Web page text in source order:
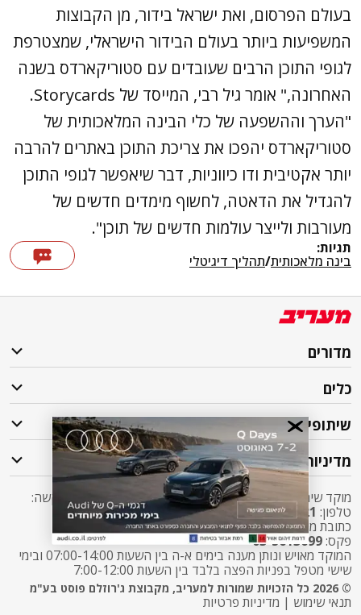
בעולם הפרסום, ואת ישראל בידור, מן הקבוצות
המשפיעות ביותר בעולם הבידור הישראלי, שמצטרפת
לגופי התוכן הרבים שעובדים עם סטוריקארדס בשנה
האחרונה," אומר גיל רבי, המייסד של Storycards.
"הערך וההשפעה של כלי הבינה המלאכותית של
סטוריקארדס יהפכו את צריכת התוכן באתרים להרבה
יותר אקטיבית ודו כיווניות, דבר שיאפשר לגופי התוכן
להגדיל את הדאטה, לחשוף מימדים חדשים של
מעורבות ולייצר עולמות חדשים של תוכן".
תגיות:
בינה מלאכותית/תהליך דיגיטלי
מדורים
כלים
שיתופי פעולה
מדיניות
מוקד שירות לקוחות מעריב אליו ניתן לפנות בכל שאלה או בקשה:
טלפון: 2421* שלוחה 5 מעריב או
03-7619056
כתובת מייל:sherut@maariv.co.il
פקס:03-5613699
המוקד מאויש ונותן מענה בימים א-ה בין השעות 07:00-14:00 ובימי
שישי מטפל בפניות הפצה בלבד בין השעות 7:00-12:00
© 2026 כל הזכויות שמורות למעריב, מקבוצת ג'רוזלם פוסט בע"מ
תנאי שימוש | מדיניות פרטיות